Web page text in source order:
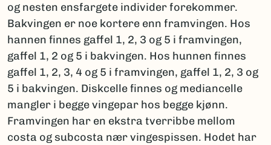
og nesten ensfargete individer forekommer.
Bakvingen er noe kortere enn framvingen. Hos
hannen finnes gaffel 1, 2, 3 og 5 i framvingen,
gaffel 1, 2 og 5 i bakvingen. Hos hunnen finnes
gaffel 1, 2, 3, 4 og 5 i framvingen, gaffel 1, 2, 3 og
5 i bakvingen. Diskcelle finnes og mediancelle
mangler i begge vingepar hos begge kjønn.
Framvingen har en ekstra tverribbe mellom
costa og subcosta nær vingespissen. Hodet har